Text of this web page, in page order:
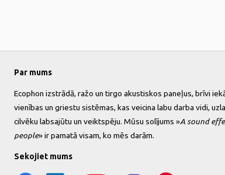
Par mums
Ecophon izstrādā, ražo un tirgo akustiskos paneļus, brīvi
vienības un griestu sistēmas, kas veicina labu darba vidi,
cilvēku labsajūtu un veiktspēju. Mūsu solījums »A sound
people» ir pamatā visam, ko mēs darām.
Sekojiet mums